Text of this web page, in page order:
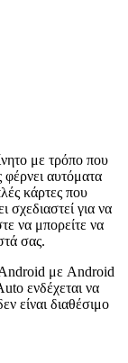
με τρόπο που
φέρνει αυτόματα
κάρτες που
σχεδιαστεί για να
να μπορείτε να
σας.
με Android
ενδέχεται να
είναι διαθέσιμο